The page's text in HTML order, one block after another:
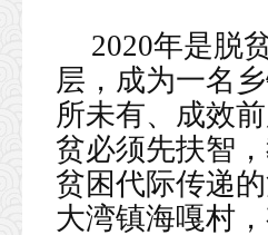
2020年是脱
层，成为一名
所未有、成效
贫必须先扶智
贫困代际传递
大湾镇海嘎村